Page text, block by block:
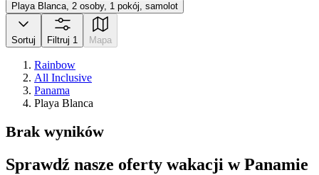
Playa Blanca, 2 osoby, 1 pokój, samolot
Sortuj Filtruj 1 Mapa
Rainbow
All Inclusive
Panama
Playa Blanca
Brak wyników
Sprawdź nasze oferty wakacji w Panamie